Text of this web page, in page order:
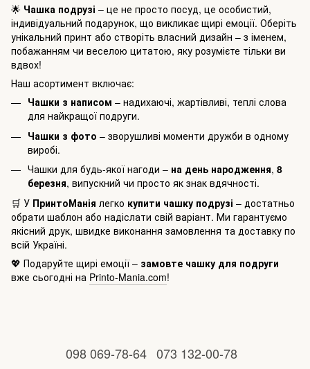
🌟 Чашка подрузі – це не просто посуд, це особистий,
індивідуальний подарунок, що викликає щирі емоції. Оберіть
унікальний принт або створіть власний дизайн – з іменем,
побажанням чи веселою цитатою, яку розумієте тільки ви
вдвох!
Наш асортимент включає:
Чашки з написом – надихаючі, жартівливі, теплі слова
для найкращої подруги.
Чашки з фото – зворушливі моменти дружби в одному
виробі.
Чашки для будь-якої нагоди – на день народження, 8
березня, випускний чи просто як знак вдячності.
🛒 У ПринтоМанія легко купити чашку подрузі – достатньо
обрати шаблон або надіслати свій варіант. Ми гарантуємо
якісний друк, швидке виконання замовлення та доставку по
всій Україні.
💖 Подаруйте щирі емоції – замовте чашку для подруги
вже сьогодні на Printo-Mania.com!
098 069-78-64 073 132-00-78